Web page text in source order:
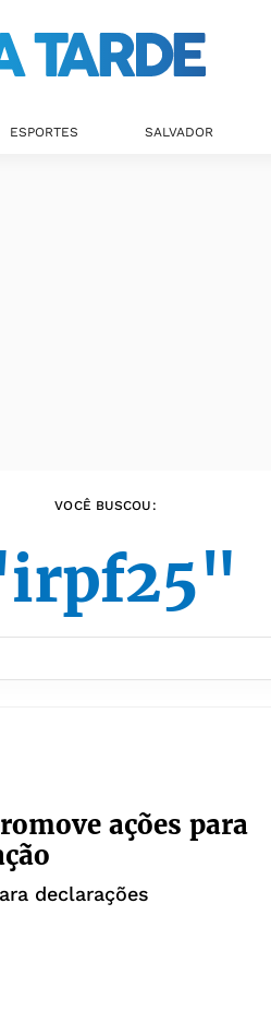
ESPORTES SALVADOR
VOCÊ BUSCOU:
ações para
declarações